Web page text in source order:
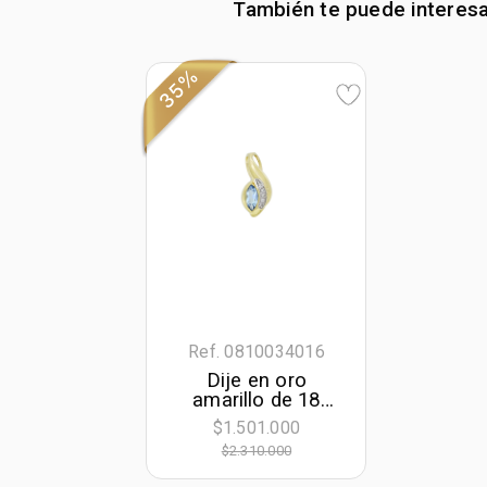
También te puede
35%
Ref. 0810034016
Dije en oro
amarillo de 18
Kilates, Franjas,
con topacio
central y
decoración en
$1.501.000
$2.310.000